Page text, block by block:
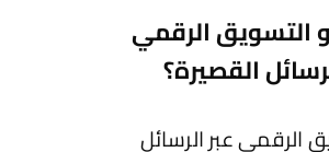
التسويق الرقمي
القصيرة؟
الرقمي عبر الرسائل